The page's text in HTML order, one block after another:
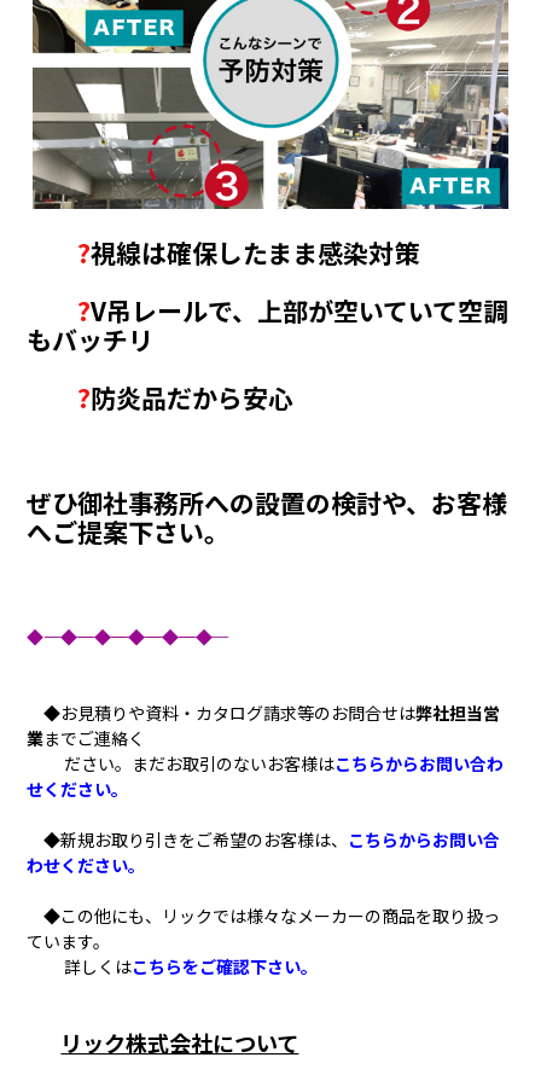
?視線は確保したまま感染対策
?V吊レールで、上部が空いていて空調
もバッチリ
?防炎品だから安心
ぜひ御社事務所への設置の検討や、お客様
へご提案下さい。
◆―――――――◆―――――――◆―――――――◆―――――――◆―――――――◆
◆お見積りや資料・カタログ請求等のお問合せは弊社担当営
業までご連絡く
ださい。まだお取引のないお客様はこちらからお問い合わ
せください。
◆新規お取り引きをご希望のお客様は、 こちらからお問い合
わせください。
◆この他にも、リックでは様々なメーカーの商品を取り扱っ
ています。
詳しくはこちらをご確認下さい。
リック株式会社について